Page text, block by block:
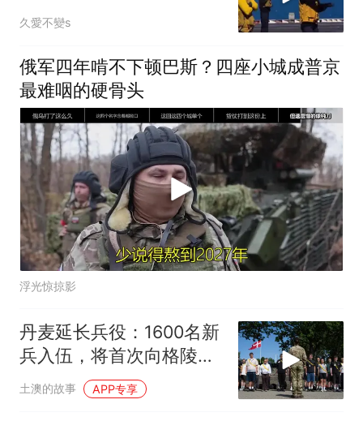
久愛不變s
俄军四年啃不下顿巴斯？四座小城成普京
最难咽的硬骨头
浮光惊掠影
丹麦延长兵役：1600名新
兵入伍，将首次向格陵兰
岛派驻义务兵
土澳的故事 APP专享